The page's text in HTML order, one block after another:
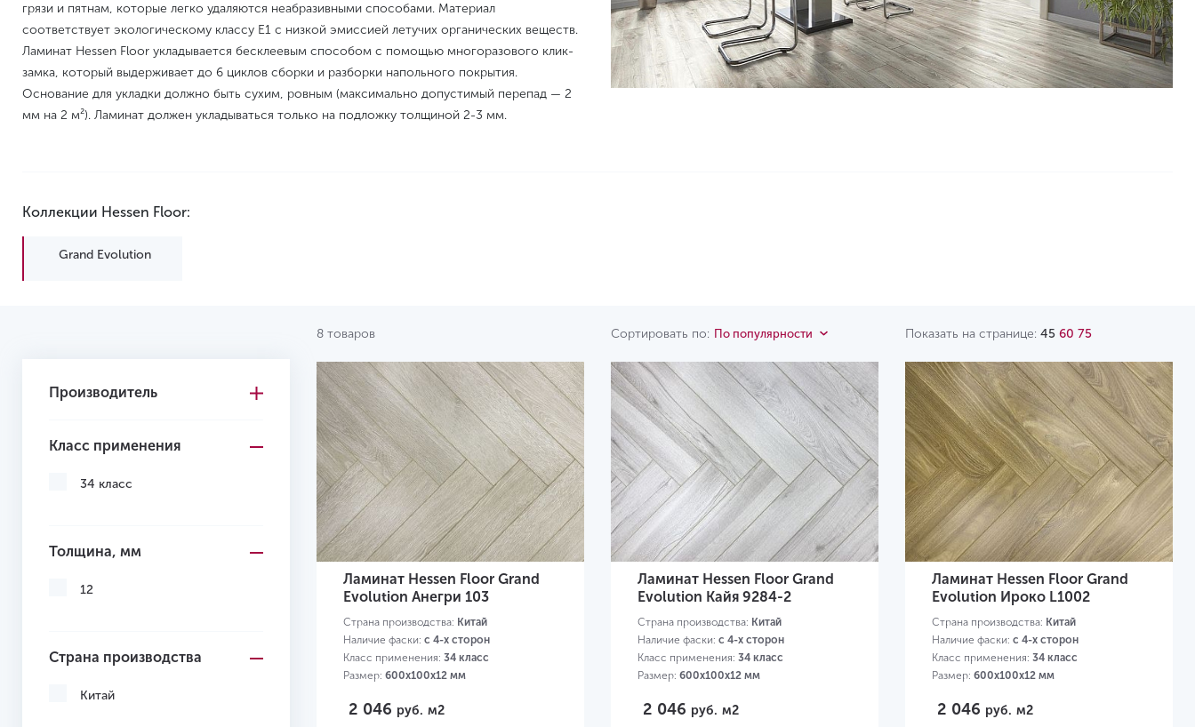
грязи и пятнам, которые легко удаляются неабразивными способами. Материал
соответствует экологическому классу E1 с низкой эмиссией летучих органических веществ.
Ламинат Hessen Floor укладывается бесклеевым способом с помощью многоразового клик-
замка, который выдерживает до 6 циклов сборки и разборки напольного покрытия.
Основание для укладки должно быть сухим, ровным (максимально допустимый перепад — 2
мм на 2 м²). Ламинат должен укладываться только на подложку толщиной 2-3 мм.
Коллекции Hessen Floor:
Grand Evolution
8 товаров Сортировать по: По популярности Показать на странице: 45 60 75
Производитель
Класс применения
34 класс
Толщина, мм
12
Страна производства
Китай
Ламинат Hessen Floor Grand
Evolution Анегри 103
Страна производства: Китай
Наличие фаски: с 4-х сторон
Класс применения: 34 класс
Размер: 600х100х12 мм
2 046 руб. м2
Ламинат Hessen Floor Grand
Evolution Кайя 9284-2
Страна производства: Китай
Наличие фаски: с 4-х сторон
Класс применения: 34 класс
Размер: 600х100х12 мм
2 046 руб. м2
Ламинат Hessen Floor Grand
Evolution Ироко L1002
Страна производства: Китай
Наличие фаски: с 4-х сторон
Класс применения: 34 класс
Размер: 600х100х12 мм
2 046 руб. м2